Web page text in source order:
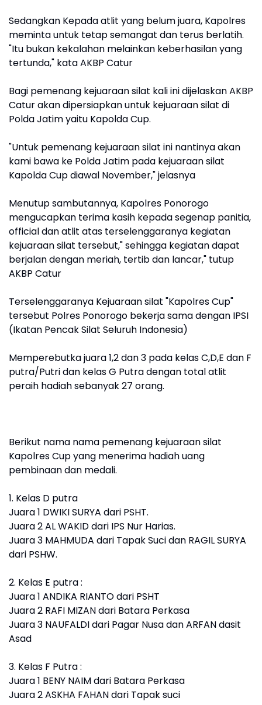
Sedangkan Kepada atlit yang belum juara, Kapolres
meminta untuk tetap semangat dan terus berlatih.
"Itu bukan kekalahan melainkan keberhasilan yang
tertunda," kata AKBP Catur
Bagi pemenang kejuaraan silat kali ini dijelaskan AKBP
Catur akan dipersiapkan untuk kejuaraan silat di
Polda Jatim yaitu Kapolda Cup.
"Untuk pemenang kejuaraan silat ini nantinya akan
kami bawa ke Polda Jatim pada kejuaraan silat
Kapolda Cup diawal November," jelasnya
Menutup sambutannya, Kapolres Ponorogo
mengucapkan terima kasih kepada segenap panitia,
official dan atlit atas terselenggaranya kegiatan
kejuaraan silat tersebut," sehingga kegiatan dapat
berjalan dengan meriah, tertib dan lancar," tutup
AKBP Catur
Terselenggaranya Kejuaraan silat "Kapolres Cup"
tersebut Polres Ponorogo bekerja sama dengan IPSI
(Ikatan Pencak Silat Seluruh Indonesia)
Memperebutka juara 1,2 dan 3 pada kelas C,D,E dan F
putra/Putri dan kelas G Putra dengan total atlit
peraih hadiah sebanyak 27 orang.
Berikut nama nama pemenang kejuaraan silat
Kapolres Cup yang menerima hadiah uang
pembinaan dan medali.
1. Kelas D putra
Juara 1 DWIKI SURYA dari PSHT.
Juara 2 AL WAKID dari IPS Nur Harias.
Juara 3 MAHMUDA dari Tapak Suci dan RAGIL SURYA
dari PSHW.
2. Kelas E putra :
Juara 1 ANDIKA RIANTO dari PSHT
Juara 2 RAFI MIZAN dari Batara Perkasa
Juara 3 NAUFALDI dari Pagar Nusa dan ARFAN dasit
Asad
3. Kelas F Putra :
Juara 1 BENY NAIM dari Batara Perkasa
Juara 2 ASKHA FAHAN dari Tapak suci